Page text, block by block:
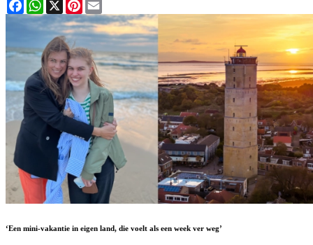
FacebookWhatsApp
X Pinterest
‘Een mini-vakantie in eigen land, die voelt als een week ver weg’